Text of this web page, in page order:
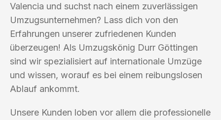
Valencia und suchst nach einem zuverlässigen
Umzugsunternehmen? Lass dich von den
Erfahrungen unserer zufriedenen Kunden
überzeugen! Als Umzugskönig Durr Göttingen
sind wir spezialisiert auf internationale Umzüge
und wissen, worauf es bei einem reibungslosen
Ablauf ankommt.
Unsere Kunden loben vor allem die professionelle